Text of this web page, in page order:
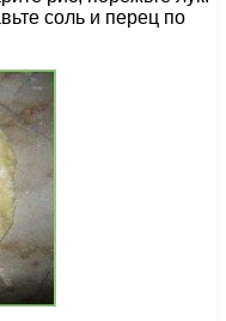
соль и перец по